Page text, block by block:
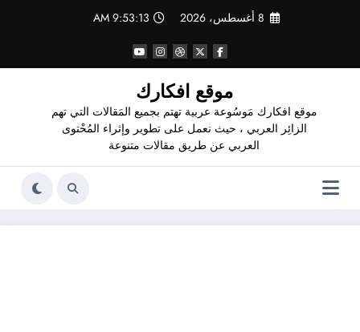
8 أغسطس، 2026 9:53:14 AM
موقع افكارك
موقع افكارك مَوسُوعة عربية تهتم بجميع المَقالات التي تهم
الزائِر العربي ، حيث نعمل على تطوير وإثراء المُحْتوى
العربي عن طريق مقالات متنوعة